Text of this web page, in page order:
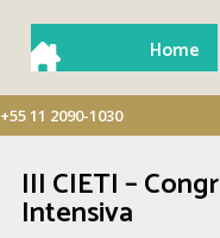
Home
+55 11 2090-1030
III CIETI –
Intensiva